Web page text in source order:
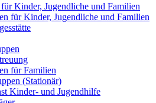
Kinder, Jugendliche und Familien
für Kinder, Jugendliche und Familien
für Familien
(Stationär)
Kinder- und Jugendhilfe